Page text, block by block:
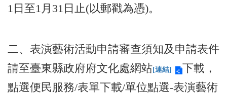
文
空
間
歷
1日至1月31日止(以郵戳為憑)。
二、表演藝術活動申請審查須知及申請表件
請至臺東縣政府府文化處網站[連結]
下載，
點選便民服務/表單下載/單位點選-表演藝術